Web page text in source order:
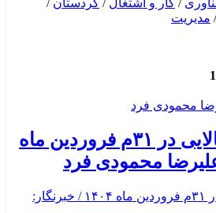
/ کار و اشتغال / کردستان /
مدیریت
محمودی فرد
قیمت بازارهای کالایی در ۳۱م فروردین ماه